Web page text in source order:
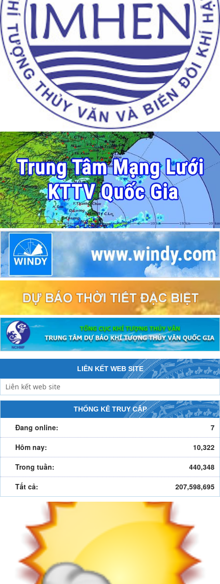
LIÊN KẾT WEB SITE
THỐNG KÊ TRUY CẬP
Đang online:
7
Hôm nay:
10,322
Trong tuần:
440,348
Tất cả:
207,598,695